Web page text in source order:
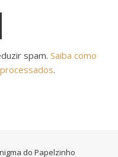
spam. Saiba como
.
do Papelzinho